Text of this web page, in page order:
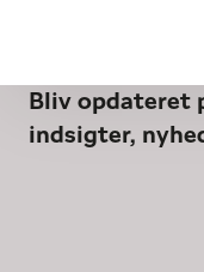
Bliv opdateret
indsigter,